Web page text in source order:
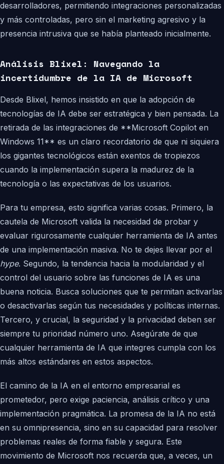
desarrolladores, permitiendo integraciones personalizadas
y más controladas, pero sin el marketing agresivo y la
presencia intrusiva que se había planteado inicialmente.
Análisis Blixel: Navegando la
incertidumbre de la IA de Microsoft
Desde Blixel, hemos insistido en que la adopción de
tecnologías de IA debe ser estratégica y bien pensada. La
retirada de las integraciones de **Microsoft Copilot en
Windows 11** es un claro recordatorio de que ni siquiera
los gigantes tecnológicos están exentos de tropiezos
cuando la implementación supera la madurez de la
tecnología o las expectativas de los usuarios.
Para tu empresa, esto significa varias cosas. Primero, la
cautela de Microsoft valida la necesidad de probar y
evaluar rigurosamente cualquier herramienta de IA antes
de una implementación masiva. No te dejes llevar por el
hype. Segundo, la tendencia hacia la modularidad y el
control del usuario sobre las funciones de IA es una
buena noticia. Busca soluciones que te permitan activarlas
o desactivarlas según tus necesidades y políticas internas.
Tercero, y crucial, la seguridad y la privacidad deben ser
siempre tu prioridad número uno. Asegúrate de que
cualquier herramienta de IA que integres cumpla con los
más altos estándares en estos aspectos.
El camino de la IA en el entorno empresarial es
prometedor, pero exige paciencia, análisis crítico y una
implementación pragmática. La promesa de la IA no está
en su omnipresencia, sino en su capacidad para resolver
problemas reales de forma fiable y segura. Este
movimiento de Microsoft nos recuerda que, a veces, un